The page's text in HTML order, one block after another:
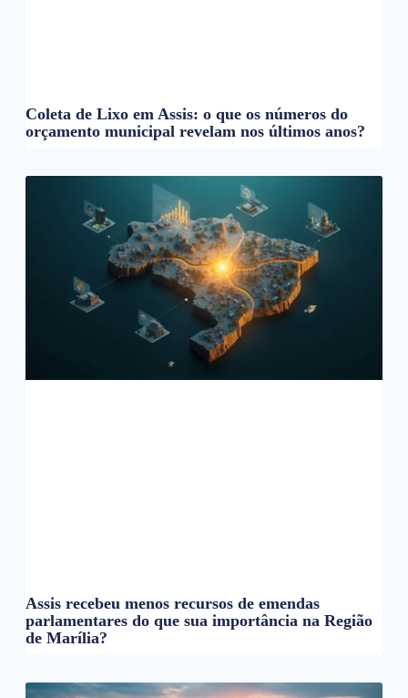
Coleta de Lixo em Assis: o que os números do
orçamento municipal revelam nos últimos anos?
Assis recebeu menos recursos de emendas
parlamentares do que sua importância na Região
de Marília?